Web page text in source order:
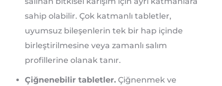
sahip olabilir. Çok katmanlı tabletler,
uyumsuz bileşenlerin tek bir hap içinde
birleştirilmesine veya zamanlı salım
profillerine olanak tanır.
Çiğnenebilir tabletler. Çiğnenmek ve